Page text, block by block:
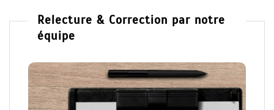
Relecture & Correction par notre
équipe